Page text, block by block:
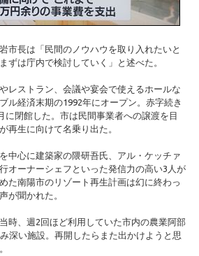
市長は「民間のノウハウを取り入れたいと
ずは庁内で検討していく」と述べた。
レストラン、会議や宴会で使えるホールな
ル経済末期の1992年にオープン。赤字続き
に閉館した。市は民間事業者への譲渡を目
再生に向けて名乗り出た。
中心に建築家の隈研吾氏、アル・ケッチァ
オーナーシェフといった発信力の高い3人が
た南陽市のリゾート再生計画は幻に終わっ
が聞かれた。
時、週2回ほど利用していた市内の農業阿部
深い施設。再開したらまた出かけようと思